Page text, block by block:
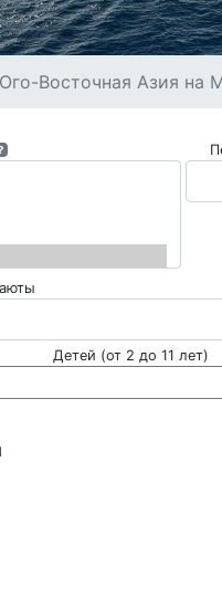
Восточная Азия на
Детей (от 2 до 11 лет)